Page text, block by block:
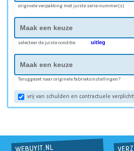
originele verpakking met juiste serie-nummer(s)
selecteer de juiste conditie uitleg
Teruggezet naar originele fabrieksinstellingen?
vrij van schulden en contractuele
WEBUYIT.NL